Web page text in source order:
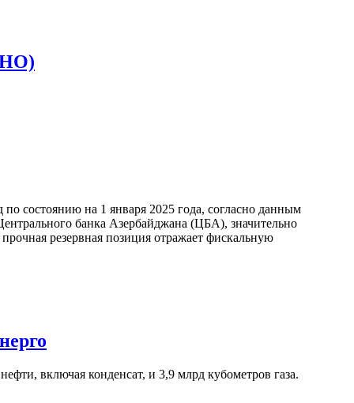
состоянию на 1 января 2025 года, согласно данным
банка Азербайджана (ЦБА), значительно
резервная позиция отражает фискальную
включая конденсат, и 3,9 млрд кубометров газа.